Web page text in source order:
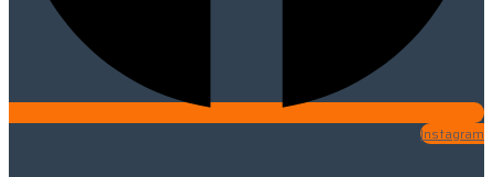
Instagram